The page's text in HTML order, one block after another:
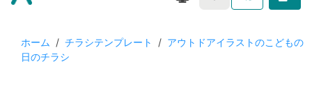
ホーム / チラシテンプレート / アウトドアイラストのこどもの
日のチラシ